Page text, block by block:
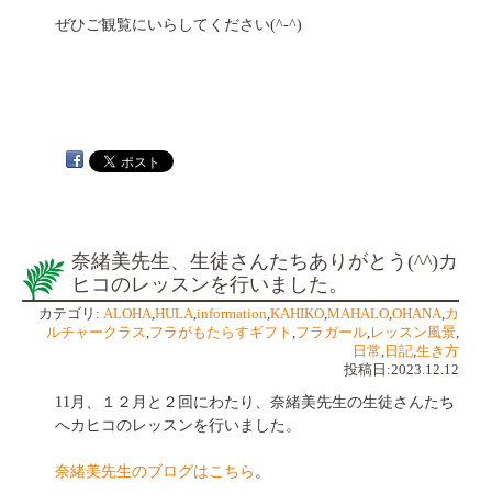
ぜひご観覧にいらしてください(^-^)
奈緒美先生、生徒さんたちありがとう(^^)カ
ヒコのレッスンを行いました。
カテゴリ: ALOHA HULA information KAHIKO MAHALO OHANA カ
ルチャークラス フラがもたらすギフト フラガール レッスン風景
日常 日記 生き方
投稿日:2023.12.12
11月、１２月と２回にわたり、奈緒美先生の生徒さんたち
へカヒコのレッスンを行いました。
奈緒美先生のブログはこちら 。